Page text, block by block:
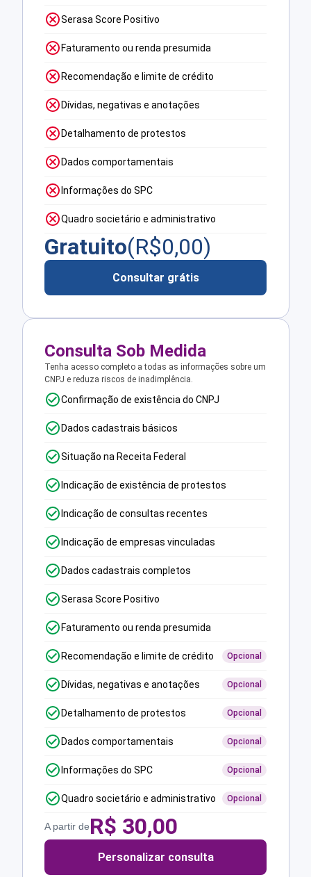
Serasa Score Positivo
Faturamento ou renda presumida
Recomendação e limite de crédito
Dívidas, negativas e anotações
Detalhamento de protestos
Dados comportamentais
Informações do SPC
Quadro societário e administrativo
Gratuito(R$0,00)
Consultar grátis
Consulta Sob Medida
Tenha acesso completo a todas as informações sobre um
CNPJ e reduza riscos de inadimplência.
Confirmação de existência do CNPJ
Dados cadastrais básicos
Situação na Receita Federal
Indicação de existência de protestos
Indicação de consultas recentes
Indicação de empresas vinculadas
Dados cadastrais completos
Serasa Score Positivo
Faturamento ou renda presumida
Recomendação e limite de crédito Opcional
Dívidas, negativas e anotações Opcional
Detalhamento de protestos Opcional
Dados comportamentais Opcional
Informações do SPC Opcional
Quadro societário e administrativo Opcional
A partir deR$ 30,00
Personalizar consulta